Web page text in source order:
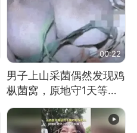
00:22
男子上山采菌偶然发现鸡
枞菌窝，原地守1天等它
长大：挖了140多朵